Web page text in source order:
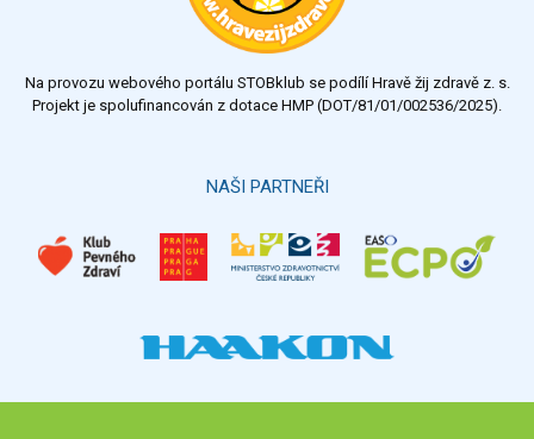
Na provozu webového portálu STOBklub se podílí Hravě žij zdravě z. s.
Projekt je spolufinancován z dotace HMP (DOT/81/01/002536/2025).
NAŠI PARTNEŘI